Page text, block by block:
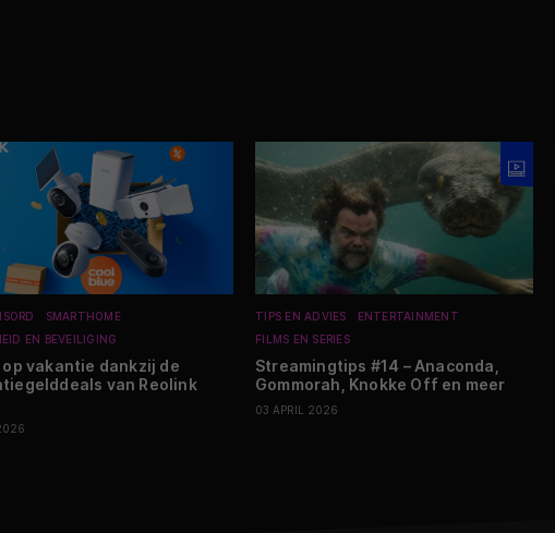
SMARTHOME
EN BEVEILIGING
vakantie dankzij de
van Reolink
TIPS EN ADVIES
ENTERTAINMENT
FILMS EN SERIES
Streamingtips #14 – Anaconda,
Gommorah, Knokke Off en meer
03 APRIL 2026